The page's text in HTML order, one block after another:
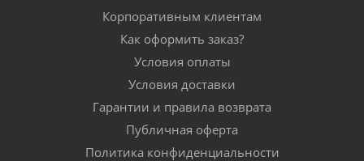
Корпоративным клиентам
Как оформить заказ?
Условия оплаты
Условия доставки
Гарантии и правила возврата
Публичная оферта
Политика конфиденциальности